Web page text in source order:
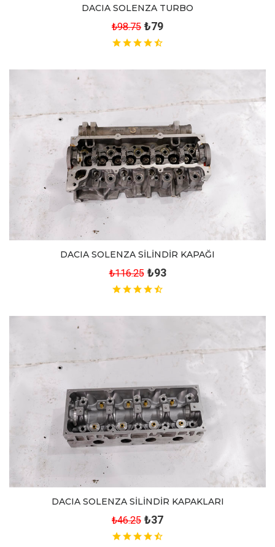
DACIA SOLENZA TURBO
₺98.75 ₺79
DACIA SOLENZA SİLİNDİR KAPAĞI
₺116.25 ₺93
DACIA SOLENZA SİLİNDİR KAPAKLARI
₺46.25 ₺37